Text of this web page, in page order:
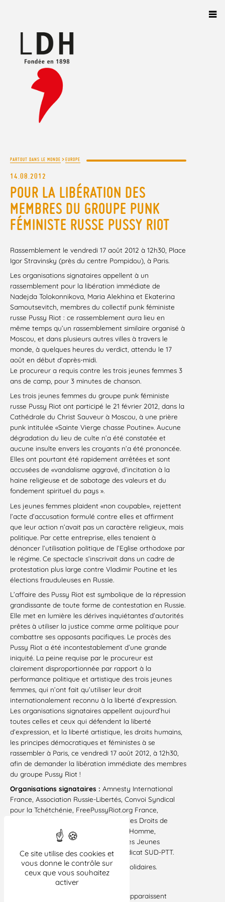
Ce site utilise des cookies et
vous donne le contrôle sur
ceux que vous souhaitez
activer
PARTOUT DANS LE MONDE >EUROPE
14.08.2012
POUR LA LIBÉRATION DES
MEMBRES DU GROUPE PUNK
FÉMINISTE RUSSE PUSSY RIOT
Rassemblement le vendredi 17 août 2012 à 12h30, Place
Igor Stravinsky (près du centre Pompidou), à Paris.
Les organisations signataires appellent à un
rassemblement pour la libération immédiate de
Nadejda Tolokonnikova, Maria Alekhina et Ekaterina
Samoutsevitch, membres du collectif punk féministe
russe Pussy Riot : ce rassemblement aura lieu en
même temps qu’un rassemblement similaire organisé à
Moscou, et dans plusieurs autres villes à travers le
monde, à quelques heures du verdict, attendu le 17
août en début d’après-midi.
Le procureur a requis contre les trois jeunes femmes 3
ans de camp, pour 3 minutes de chanson.
Les trois jeunes femmes du groupe punk féministe
russe Pussy Riot ont participé le 21 février 2012, dans la
Cathédrale du Christ Sauveur à Moscou, à une prière
punk intitulée «Sainte Vierge chasse Poutine». Aucune
dégradation du lieu de culte n’a été constatée et
aucune insulte envers les croyants n’a été prononcée.
Elles ont pourtant été rapidement arrêtées et sont
accusées de «vandalisme aggravé, d’incitation à la
haine religieuse et de sabotage des valeurs et du
fondement spirituel du pays ».
Les jeunes femmes plaident «non coupable», rejettent
l’acte d’accusation formulé contre elles et affirment
que leur action n’avait pas un caractère religieux, mais
politique. Par cette entreprise, elles tenaient à
dénoncer l’utilisation politique de l’Eglise orthodoxe par
le régime. Ce spectacle s’inscrivait dans un cadre de
protestation plus large contre Vladimir Poutine et les
élections frauduleuses en Russie.
L’affaire des Pussy Riot est symbolique de la répression
grandissante de toute forme de contestation en Russie.
Elle met en lumière les dérives inquiétantes d’autorités
prêtes à utiliser la justice comme arme politique pour
combattre ses opposants pacifiques. Le procès des
Pussy Riot a été incontestablement d’une grande
iniquité. La peine requise par le procureur est
clairement disproportionnée par rapport à la
performance politique et artistique des trois jeunes
femmes, qui n’ont fait qu’utiliser leur droit
internationalement reconnu à la liberté d’expression.
Les organisations signataires appellent aujourd’hui
toutes celles et ceux qui défendent la liberté
d’expression, et la liberté artistique, les droits humains,
les principes démocratiques et féministes à se
rassembler à Paris, ce vendredi 17 août 2012, à 12h30,
afin de demander la libération immédiate des membres
du groupe Pussy Riot !
Organisations signataires : Amnesty International
France, Association Russie-Libertés, Convoi Syndical
pour la Tchétchénie, FreePussyRiot.org France,
Fédération Internationale des ligues des Droits de
l’Homme (FIDH), Ligue des droits de l’Homme,
Mouvement des Jeunes Socialistes, Les Jeunes
écologistes, Osez le Féminisme !, Syndicat SUD-PTT.
Avec le soutien de l’Union syndicale Solidaires.
LE COMMUNIQUÉ.
Si certains liens vers des documents apparaissent